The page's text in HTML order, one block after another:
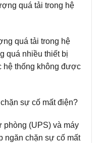
quá tải trong hệ
quá tải trong hệ
quá nhiều thiết bị
hệ thống không được
sự cố mất điện?
phòng (UPS) và máy
ngăn chặn sự cố mất